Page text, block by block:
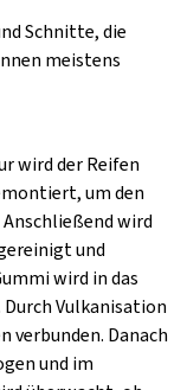
Schnitte, die
meistens
wird der Reifen
um den
wird
und
wird in das
Vulkanisation
verbunden. Danach
und im